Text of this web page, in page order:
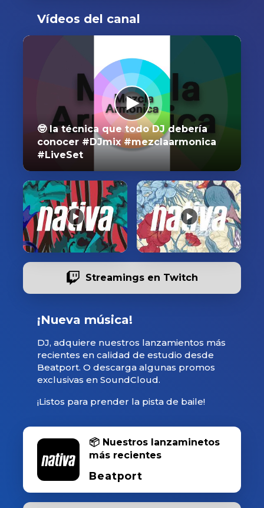
Vídeos del canal
🤓 la técnica que todo DJ debería
conocer #DJmix #mezclaarmonica
#LiveSet
Streamings en Twitch
¡Nueva música!
DJ, adquiere nuestros lanzamientos más
recientes en calidad de estudio desde
Beatport. O descarga algunas promos
exclusivas en SoundCloud.
¡Listos para prender la pista de baile!
📦 Nuestros lanzaminetos
más recientes
Beatport